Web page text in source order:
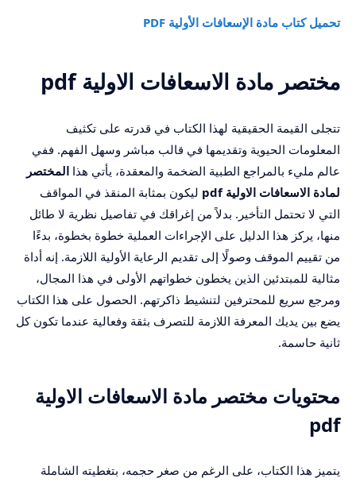
تحميل كتاب مادة الإسعافات الأولية PDF
مختصر مادة الاسعافات الاولية pdf
تتجلى القيمة الحقيقية لهذا الكتاب في قدرته على تكثيف
المعلومات الحيوية وتقديمها في قالب مباشر وسهل الفهم. ففي
عالم مليء بالمراجع الطبية الضخمة والمعقدة، يأتي هذا المختصر
لمادة الاسعافات الاولية pdf
ليكون بمثابة المنقذ في المواقف
التي لا تحتمل التأخير. بدلاً من إغراقك في تفاصيل نظرية لا طائل
منها، يركز هذا الدليل على الإجراءات العملية خطوة بخطوة، بدءًا
من تقييم الموقف وصولًا إلى تقديم الرعاية الأولية اللازمة. إنه أداة
مثالية للمبتدئين الذين يخطون خطواتهم الأولى في هذا المجال،
ومرجع سريع للمحترفين لتنشيط ذاكرتهم. الحصول على هذا الكتاب
يضع بين يديك المعرفة اللازمة للتصرف بثقة وفعالية عندما تكون كل
ثانية حاسمة.
محتويات مختصر مادة الاسعافات الاولية
pdf
يتميز هذا الكتاب، على الرغم من صغر حجمه، بتغطيته الشاملة